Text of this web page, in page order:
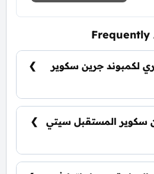
Frequently
لكمبوند جرين سكوير
شركة الأهلي صبور للتطوير العقاري Al Ahly
سكوير المستقبل سيتي
في قلب المستقبل سيتي
الجديد.